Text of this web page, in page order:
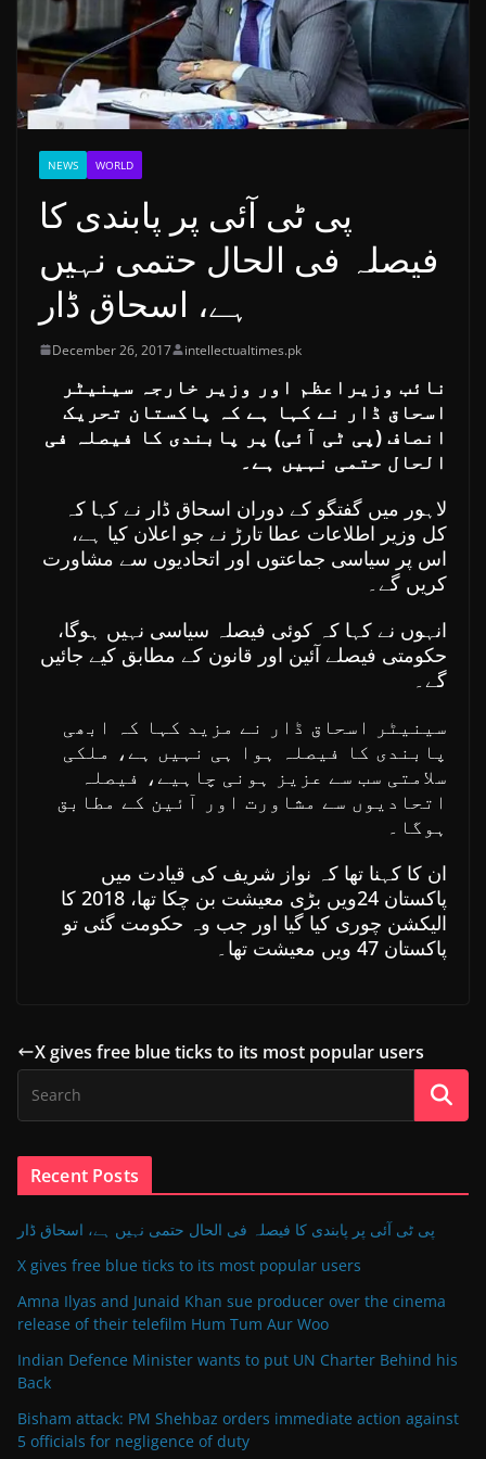
NEWS WORLD
پی ٹی آئی پر پابندی کا
فیصلہ فی الحال حتمی نہیں
ہے، اسحاق ڈار
December 26, 2017 intellectualtimes.pk
نائب وزیراعظم اور وزیر خارجہ سینیٹر
اسحاق ڈار نے کہا ہے کہ پاکستان تحریک
انصاف (پی ٹی آئی) پر پابندی کا فیصلہ فی
الحال حتمی نہیں ہے۔
لاہور میں گفتگو کے دوران اسحاق ڈار نے کہا کہ
کل وزیر اطلاعات عطا تارڑ نے جو اعلان کیا ہے،
اس پر سیاسی جماعتوں اور اتحادیوں سے مشاورت
کریں گے۔
انہوں نے کہا کہ کوئی فیصلہ سیاسی نہیں ہوگا،
حکومتی فیصلے آئین اور قانون کے مطابق کیے جائیں
گے۔
سینیٹر اسحاق ڈار نے مزید کہا کہ ابھی
پابندی کا فیصلہ ہوا ہی نہیں ہے، ملکی
سلامتی سب سے عزیز ہونی چاہیے، فیصلہ
اتحادیوں سے مشاورت اور آئین کے مطابق
ہوگا۔
ان کا کہنا تھا کہ نواز شریف کی قیادت میں
پاکستان 24ویں بڑی معیشت بن چکا تھا، 2018 کا
الیکشن چوری کیا گیا اور جب وہ حکومت گئی تو
پاکستان 47 ویں معیشت تھا۔
X gives free blue ticks to its most popular users
Recent Posts
پی ٹی آئی پر پابندی کا فیصلہ فی الحال حتمی نہیں ہے، اسحاق ڈار
X gives free blue ticks to its most popular users
Amna Ilyas and Junaid Khan sue producer over the cinema
release of their telefilm Hum Tum Aur Woo
Indian Defence Minister wants to put UN Charter Behind his
Back
Bisham attack: PM Shehbaz orders immediate action against
5 officials for negligence of duty